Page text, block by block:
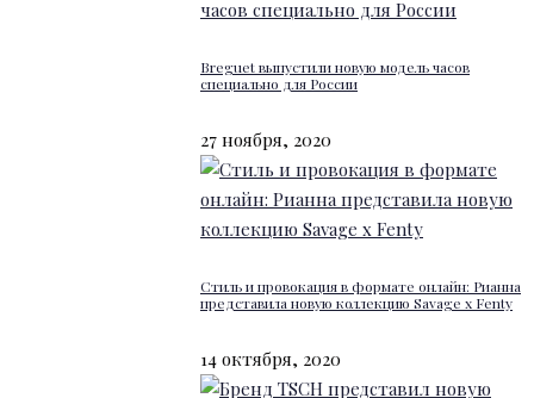
Breguet выпустили новую модель часов
специально для России
27 ноября, 2020
Стиль и провокация в формате онлайн: Рианна
представила новую коллекцию Savage x Fenty
14 октября, 2020